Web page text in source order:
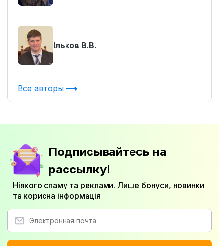
Ільков В.В.
Все авторы
Подписывайтесь на
рассылку!
Ніякого спаму та реклами. Лише бонуси, новинки
та корисна інформація